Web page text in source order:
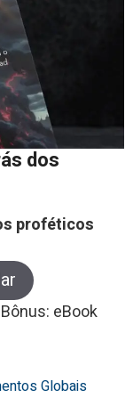
dos
proféticos
Bônus: eBook
Globais